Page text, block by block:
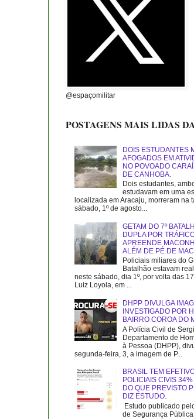
@espaçomilitar
POSTAGENS MAIS LIDAS
DOIS ESTUDANTES
AFOGADOS EM
NO POVOADO
DE CANHOBA.
Dois estudantes,
estudavam em uma
localizada em Aracaju, morreram na
sábado, 1º de agosto...
GETAM DO 7º
DUPLA POR
APREENDE
ALÉM DE PÉ DE
Policiais miliares do
Batalhão estavam
neste sábado, dia 1º, por volta das
Luiz Loyola, em ...
DHPP DIVULGA
INVESTIGADO POR
BAIRRO COROA DO
A Polícia Civil de
Departamento de
à Pessoa (DHPP),
segunda-feira, 3, a imagem de P...
BRASIL TEM
POLICIAIS CIVIS
DO QUE PREVISTO
DIZ ESTUDO.
Estudo publicado
de Segurança